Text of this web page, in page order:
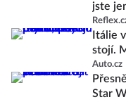
jste
Itálie
stojí.
Auto.cz
Star